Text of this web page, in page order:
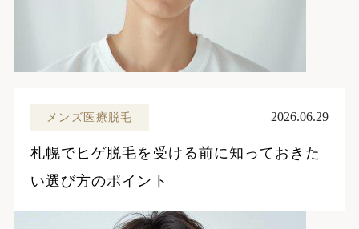
メンズ医療脱毛 2026.06.29
札幌でヒゲ脱毛を受ける前に知っておきた
い選び方のポイント